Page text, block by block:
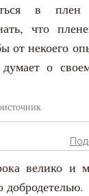
в плен
что
от некоего
о
велико и